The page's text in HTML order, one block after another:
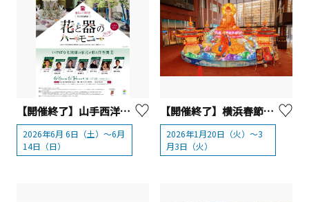
【開催終了】山手西洋館 第24回「花と器のハーモニー2026」【横浜市】
2026年6月 6日（土）～6月
14日（日）
【開催終了】横浜春節祭2026【横浜市】
2026年1月20日（火）～3
月3日（火）